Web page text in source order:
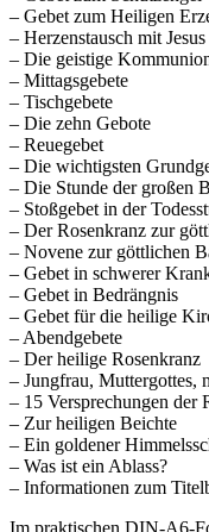
– Gebet zum Heiligen
– Herzenstausch mit Jesus
– Die geistige
– Mittagsgebete
– Tischgebete
– Die zehn Gebote
– Reuegebet
– Die wichtigsten
– Die Stunde der großen
– Stoßgebet in der
– Der Rosenkranz zur
– Novene zur göttlichen
– Gebet in schwerer
– Gebet in Bedrängnis
– Gebet für die heilige
– Abendgebete
– Der heilige Rosenkranz
– Jungfrau, Muttergottes,
– 15 Versprechungen der
– Zur heiligen Beichte
– Ein goldener
– Was ist ein Ablass?
– Informationen zum
Im praktischen DIN-A6-